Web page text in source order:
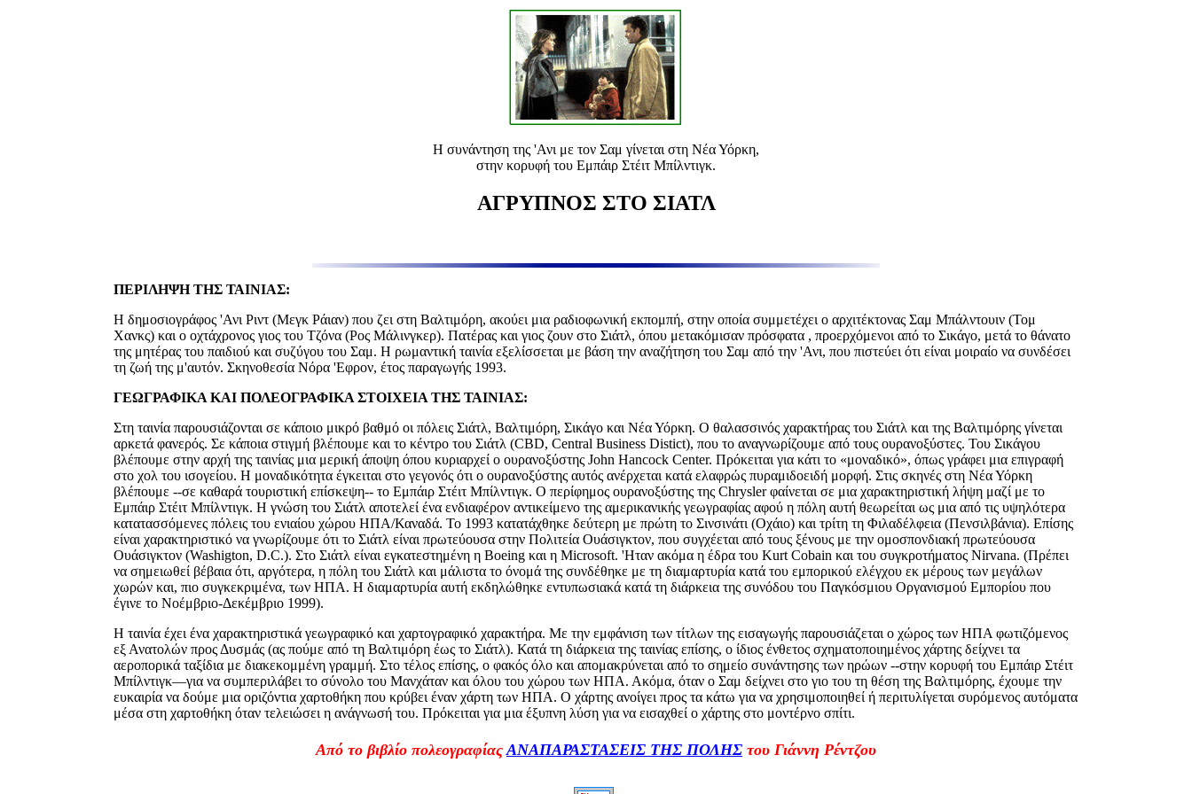
Η συνάντηση της 'Ανι με τον Σαμ γίνεται στη Νέα Υόρκη,
στην κορυφή του Εμπάιρ Στέιτ Μπίλντιγκ.
ΑΓΡΥΠΝΟΣ ΣΤΟ ΣΙΑΤΛ
ΠΕΡΙΛΗΨΗ ΤΗΣ ΤΑΙΝΙΑΣ:
Η δημοσιογράφος 'Ανι Ριντ (Μεγκ Ράιαν) που ζει στη Βαλτιμόρη, ακούει μια ραδιοφωνική εκπομπή, στην οποία συμμετέχει ο αρχιτέκτονας Σαμ Μπάλντουιν (Τομ
Χανκς) και ο οχτάχρονος γιος του Τζόνα (Ρος Μάλινγκερ). Πατέρας και γιος ζουν στο Σιάτλ, όπου μετακόμισαν πρόσφατα , προερχόμενοι από το Σικάγο, μετά το θάνατο
της μητέρας του παιδιού και συζύγου του Σαμ. Η ρωμαντική ταινία εξελίσσεται με βάση την αναζήτηση του Σαμ από την 'Ανι, που πιστεύει ότι είναι μοιραίο να συνδέσει
τη ζωή της μ'αυτόν. Σκηνοθεσία Νόρα 'Εφρον, έτος παραγωγής 1993.
ΓΕΩΓΡΑΦΙΚΑ ΚΑΙ ΠΟΛΕΟΓΡΑΦΙΚΑ ΣΤΟΙΧΕΙΑ ΤΗΣ ΤΑΙΝΙΑΣ:
Στη ταινία παρουσιάζονται σε κάποιο μικρό βαθμό οι πόλεις Σιάτλ, Βαλτιμόρη, Σικάγο και Νέα Υόρκη. Ο θαλασσινός χαρακτήρας του Σιάτλ και της Βαλτιμόρης γίνεται
αρκετά φανερός. Σε κάποια στιγμή βλέπουμε και το κέντρο του Σιάτλ (CBD, Central Business Distict), που το αναγνωρίζουμε από τους ουρανοξύστες. Του Σικάγου
βλέπουμε στην αρχή της ταινίας μια μερική άποψη όπου κυριαρχεί ο ουρανοξύστης John Hancock Center. Πρόκειται για κάτι το «μοναδικό», όπως γράφει μια επιγραφή
στο χολ του ισογείου. Η μοναδικότητα έγκειται στο γεγονός ότι ο ουρανοξύστης αυτός ανέρχεται κατά ελαφρώς πυραμιδοειδή μορφή. Στις σκηνές στη Νέα Υόρκη
βλέπουμε --σε καθαρά τουριστική επίσκεψη-- το Εμπάιρ Στέιτ Μπίλντιγκ. Ο περίφημος ουρανοξύστης της Chrysler φαίνεται σε μια χαρακτηριστική λήψη μαζί με το
Εμπάιρ Στέιτ Μπίλντιγκ. Η γνώση του Σιάτλ αποτελεί ένα ενδιαφέρον αντικείμενο της αμερικανικής γεωγραφίας αφού η πόλη αυτή θεωρείται ως μια από τις υψηλότερα
κατατασσόμενες πόλεις του ενιαίου χώρου ΗΠΑ/Καναδά. Το 1993 κατατάχθηκε δεύτερη με πρώτη το Σινσινάτι (Οχάιο) και τρίτη τη Φιλαδέλφεια (Πενσιλβάνια). Επίσης
είναι χαρακτηριστικό να γνωρίζουμε ότι το Σιάτλ είναι πρωτεύουσα στην Πολιτεία Ουάσιγκτον, που συγχέεται από τους ξένους με την ομοσπονδιακή πρωτεύουσα
Ουάσιγκτον (Washigton, D.C.). Στο Σιάτλ είναι εγκατεστημένη η Boeing και η Microsoft. 'Ηταν ακόμα η έδρα του Kurt Cobain και του συγκροτήματος Nirvana. (Πρέπει
να σημειωθεί βέβαια ότι, αργότερα, η πόλη του Σιάτλ και μάλιστα το όνομά της συνδέθηκε με τη διαμαρτυρία κατά του εμπορικού ελέγχου εκ μέρους των μεγάλων
χωρών και, πιο συγκεκριμένα, των ΗΠΑ. Η διαμαρτυρία αυτή εκδηλώθηκε εντυπωσιακά κατά τη διάρκεια της συνόδου του Παγκόσμιου Οργανισμού Εμπορίου που
έγινε το Νοέμβριο-Δεκέμβριο 1999).
Η ταινία έχει ένα χαρακτηριστικά γεωγραφικό και χαρτογραφικό χαρακτήρα. Με την εμφάνιση των τίτλων της εισαγωγής παρουσιάζεται ο χώρος των ΗΠΑ φωτιζόμενος
εξ Ανατολών προς Δυσμάς (ας πούμε από τη Βαλτιμόρη έως το Σιάτλ). Κατά τη διάρκεια της ταινίας επίσης, ο ίδιος ένθετος σχηματοποιημένος χάρτης δείχνει τα
αεροπορικά ταξίδια με διακεκομμένη γραμμή. Στο τέλος επίσης, ο φακός όλο και απομακρύνεται από το σημείο συνάντησης των ηρώων --στην κορυφή του Εμπάιρ Στέιτ
Μπίλντιγκ—για να συμπεριλάβει το σύνολο του Μανχάταν και όλου του χώρου των ΗΠΑ. Ακόμα, όταν ο Σαμ δείχνει στο γιο του τη θέση της Βαλτιμόρης, έχουμε την
ευκαιρία να δούμε μια οριζόντια χαρτοθήκη που κρύβει έναν χάρτη των ΗΠΑ. Ο χάρτης ανοίγει προς τα κάτω για να χρησιμοποιηθεί ή περιτυλίγεται συρόμενος αυτόματα
μέσα στη χαρτοθήκη όταν τελειώσει η ανάγνωσή του. Πρόκειται για μια έξυπνη λύση για να εισαχθεί ο χάρτης στο μοντέρνο σπίτι.
Από το βιβλίο πολεογραφίας ΑΝΑΠΑΡΑΣΤΑΣΕΙΣ ΤΗΣ ΠΟΛΗΣ του Γιάννη Ρέντζου